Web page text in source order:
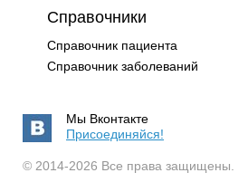
Справочники
Справочник пациента
Справочник заболеваний
Мы Вконтакте
Присоединяйся!
© 2014-2026 Все права защищены.